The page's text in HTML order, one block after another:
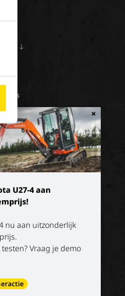
×
U27-4 aan
nu aan uitzonderlijk
testen? Vraag je demo